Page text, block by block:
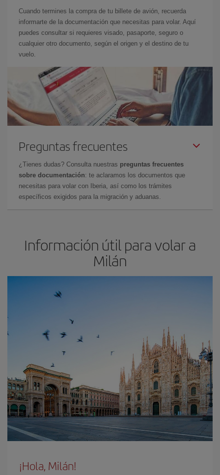
Cuando termines la compra de tu billete de avión, recuerda
informarte de la documentación que necesitas para volar. Aquí
puedes consultar si requieres visado, pasaporte, seguro o
cualquier otro documento, según el origen y el destino de tu
vuelo.
Preguntas frecuentes
¿Tienes dudas? Consulta nuestras preguntas frecuentes
sobre documentación: te aclaramos los documentos que
necesitas para volar con Iberia, así como los trámites
específicos exigidos para la migración y aduanas.
Información útil para volar a
Milán
¡Hola, Milán!